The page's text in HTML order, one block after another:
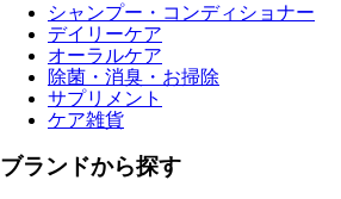
シャンプー・コンディショナー
デイリーケア
オーラルケア
除菌・消臭・お掃除
サプリメント
ケア雑貨
ブランドから探す